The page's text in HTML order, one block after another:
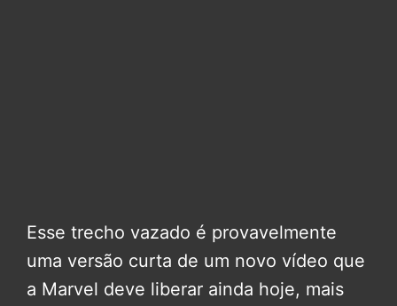
Esse trecho vazado é provavelmente
uma versão curta de um novo vídeo que
a Marvel deve liberar ainda hoje, mais